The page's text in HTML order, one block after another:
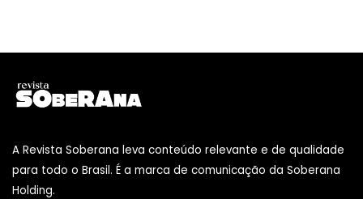
A Revista Soberana leva conteúdo relevante e de qualidade
para todo o Brasil. É a marca de comunicação da Soberana
Holding.